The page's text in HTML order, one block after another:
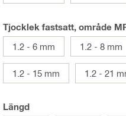
Tjocklek fastsatt, område
1.2 - 6 mm
1.2 - 8 mm
1.2 - 15 mm 1.2 - 21
Längd